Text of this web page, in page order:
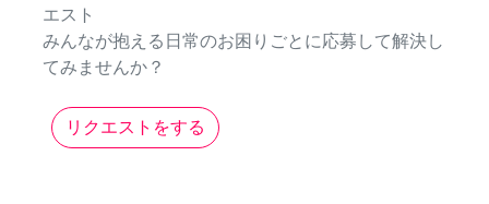
エスト
みんなが抱える日常のお困りごとに応募して解決し
てみませんか？
リクエストをする